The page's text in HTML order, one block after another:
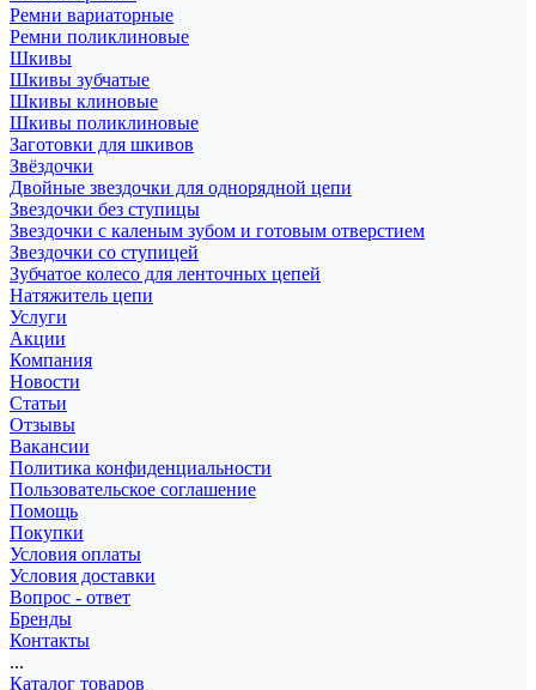
Ремни вариаторные
Ремни поликлиновые
Шкивы
Шкивы зубчатые
Шкивы клиновые
Шкивы поликлиновые
Заготовки для шкивов
Звёздочки
Двойные звездочки для однорядной цепи
Звездочки без ступицы
Звездочки с каленым зубом и готовым отверстием
Звездочки со ступицей
Зубчатое колесо для ленточных цепей
Натяжитель цепи
Услуги
Акции
Компания
Новости
Статьи
Отзывы
Вакансии
Политика конфиденциальности
Пользовательское соглашение
Помощь
Покупки
Условия оплаты
Условия доставки
Вопрос - ответ
Бренды
Контакты
...
Каталог товаров